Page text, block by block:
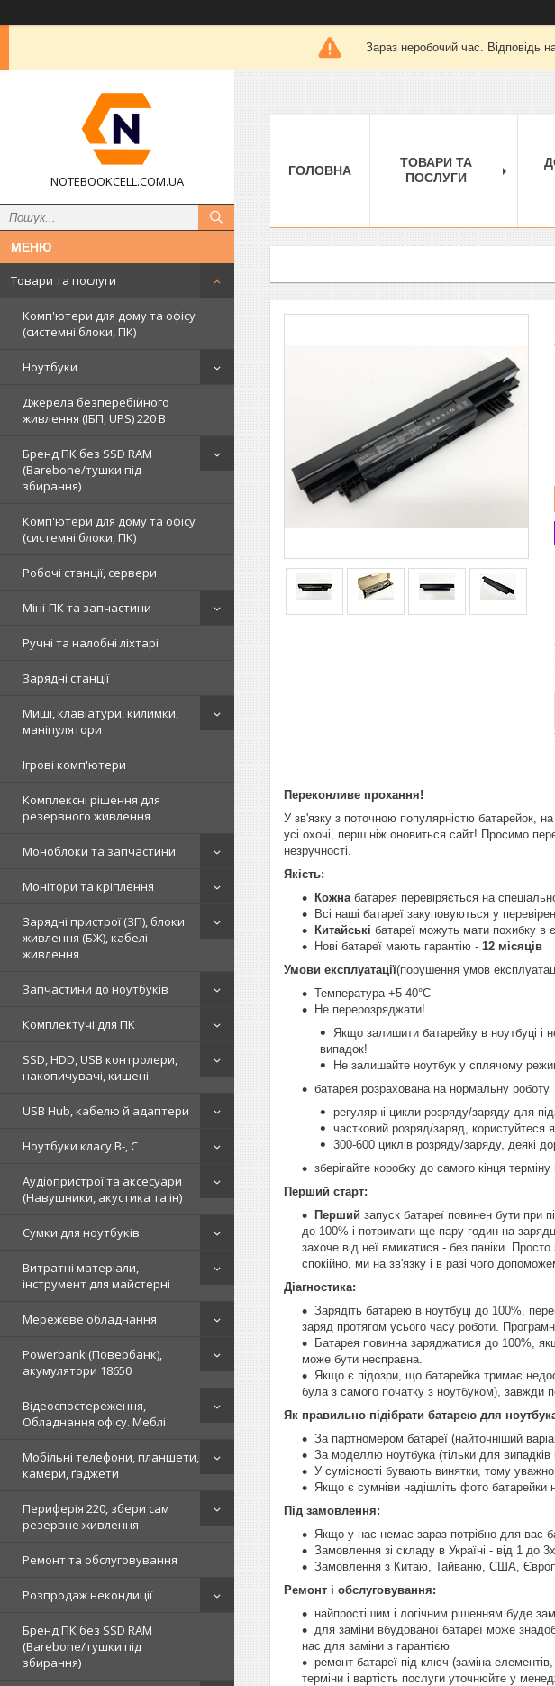
Зараз неробочий час. Відповідь
NOTEBOOKCELL.COM.UA
Товари та послуги
Комп'ютери для дому та офісу
(системні блоки, ПК)
Ноутбуки
Джерела безперебійного
живлення (ІБП, UPS) 220 В
Бренд ПК без SSD RAM
(Barebone/тушки під
збирання)
Комп'ютери для дому та офісу
(системні блоки, ПК)
Робочі станції, сервери
Міні-ПК та запчастини
Ручні та налобні ліхтарі
Зарядні станції
Миші, клавіатури, килимки,
маніпулятори
Ігрові комп'ютери
Комплексні рішення для
резервного живлення
Моноблоки та запчастини
Монітори та кріплення
Зарядні пристрої (ЗП), блоки
живлення (БЖ), кабелі
живлення
Запчастини до ноутбуків
Комплектучі для ПК
SSD, HDD, USB контролери,
накопичувачі, кишені
USB Hub, кабелю й адаптери
Ноутбуки класу B-, C
Аудіопристрої та аксесуари
(Навушники, акустика та ін)
Сумки для ноутбуків
Витратні матеріали,
інструмент для майстерні
Мережеве обладнання
Powerbank (Повербанк),
акумулятори 18650
Відеоспостереження,
Обладнання офісу. Меблі
Мобільні телефони, планшети,
камери, ґаджети
Периферія 220, збери сам
резервне живлення
Ремонт та обслуговування
Розпродаж некондиції
Бренд ПК без SSD RAM
(Barebone/тушки під
збирання)
ГОЛОВНА
ТОВАРИ ТА
ПОСЛУГИ
Переконливе прохання!
У зв'язку з поточною популярністю батарейок,
усі охочі, перш ніж оновиться сайт! Просимо
незручності.
Якість:
Кожна батарея перевіряється на
Всі наші батареї закуповуються у
Китайські батареї можуть мати похибку в
Нові батареї мають гарантію - 12 місяців
Умови експлуатації(порушення умов
Температура +5-40°С
Не перерозряджати!
Якщо залишити батарейку в ноутбуці і
випадок!
Не залишайте ноутбук у сплячому
батарея розрахована на нормальну роботу
регулярні цикли розряду/заряду для
частковий розряд/заряд, користуйтеся
300-600 циклів розряду/заряду, деякі
зберігайте коробку до самого кінця терміну
Перший старт:
Перший запуск батареї повинен бути при
до 100% і потримати ще пару годин на
захоче від неї вмикатися - без паніки.
спокійно, ми на зв'язку і в разі чого
Діагностика:
Зарядіть батарею в ноутбуці до 100%,
заряд протягом усього часу роботи.
Батарея повинна заряджатися до 100%,
може бути несправна.
Якщо є підозри, що батарейка тримає
була з самого початку з ноутбуком), завжди
Як правильно підібрати батарею для
За партномером батареї (найточніший
За моделлю ноутбука (тільки для
У сумісності бувають винятки, тому уважно
Якщо є сумніви надішліть фото
Під замовлення:
Якщо у нас немає зараз потрібно для вас
Замовлення зі складу в Україні - від 1 до
Замовлення з Китаю, Тайваню, США,
Ремонт і обслуговування:
найпростішим і логічним рішенням буде
для заміни вбудованої батареї може
нас для заміни з гарантією
ремонт батареї під ключ (заміна
терміни і вартість послуги уточнюйте у